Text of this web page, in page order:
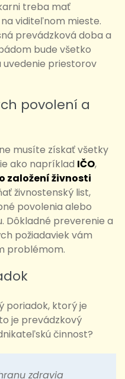
treba mať
viditeľnom mieste.
prevádzková doba a
bude všetko
priestorov
povolení a
musíte získať všetky
ako napríklad IČO,
založení živnosti
živnostenský list,
povolenia alebo
Dôkladné preverenie a
požiadaviek vám
problémom.
poriadok, ktorý je
je prevádzkový
činnost?
zdravia